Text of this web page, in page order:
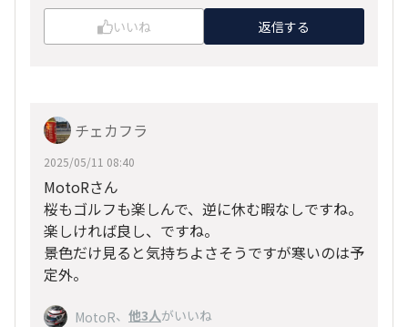
いいね 返信する
チェカフラ
2025/05/11 08:40
MotoRさん
桜もゴルフも楽しんで、逆に休む暇なしですね。
楽しければ良し、ですね。
景色だけ見ると気持ちよさそうですが寒いのは予
定外。
MotoR、 他3人がいいね